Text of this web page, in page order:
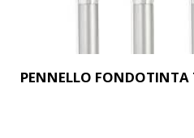
PENNELLO FONDOTINTA